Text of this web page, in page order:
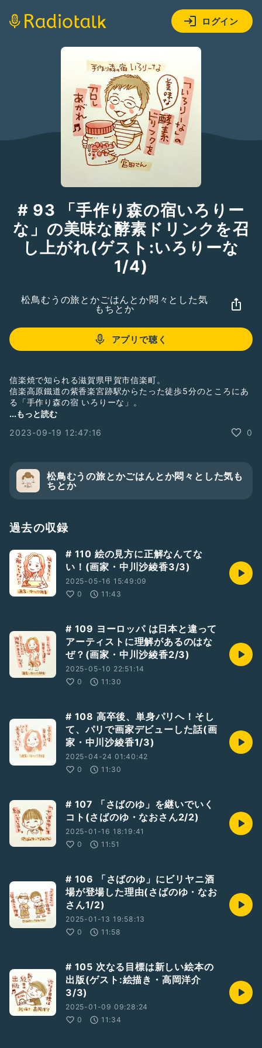
ログイン
# 93 「手作り森の宿いろりー
な」の美味な酵素ドリンクを召
し上がれ(ゲスト:いろりーな
1/4)
松鳥むうの旅とかごはんとか悶々とした気
もちとか
アプリで聴く
信楽焼で知られる滋賀県甲賀市信楽町。
信楽高原鐵道の紫香楽宮跡駅からたった徒歩5分のところにあ
る「手作り森の宿 いろりーな」。
その「たった5分」の道は、街灯が1つもない大人サイズのト
松鳥が2016年から、毎月、滋賀に帰省しては準備から見学さ
せてもろた民俗行事の数々。
そして、その時その日にその集落でしか食べられないハレの日
そのイベントにご参加頂くと、「いろりーな」さん手作りのお
菓子と、お手製酵素ドリンクが付きますよ！
その酵素ドリンクのコトなんぞも、お話してもろてる回でござ
います♪
旅人さんも、郷土食好きさんも、民俗好きさんも、ただただ食
✅10/8(日)のトークイベント詳細はコチラ↓
『近江の知られざるハレの日ごはん〜湖南・甲賀エリア編〜』
https://www.instagram.com/p/CwpOZBmvoYu/?
igshid=MzRlODBiNWFlZA==
https://irorina1017.amebaownd.com
Instagram @miyata1mimt
#松鳥むう
https://lit.link/muumatutori
Twitter @muumatutori
...もっと読む
2023-09-19 12:47:16
0
松鳥むうの旅とかごはんとか悶々とした気も
ちとか
過去の収録
# 110 絵の見方に正解なんてな
い！(画家・中川沙綾香3/3)
2025-05-16 15:49:09
0
11:43
# 109 ヨーロッパ は日本と違って
アーティストに理解があるのはな
ぜ？(画家・中川沙綾香2/3)
2025-05-10 22:51:14
0
11:30
# 108 高卒後、単身パリへ！そし
て、パリで画家デビューした話(画
家・中川沙綾香1/3)
2025-04-24 01:40:42
0
11:30
# 107 「さばのゆ」を継いでいく
コト(さばのゆ・なおさん2/2)
2025-01-16 18:19:41
0
11:51
# 106 「さばのゆ」にビリヤニ酒
場が登場した理由(さばのゆ・なお
さん1/2)
2025-01-13 19:58:13
0
11:58
# 105 次なる目標は新しい絵本の
出版(ゲスト:絵描き・高岡洋介
3/3)
2025-01-09 09:28:24
0
11:34